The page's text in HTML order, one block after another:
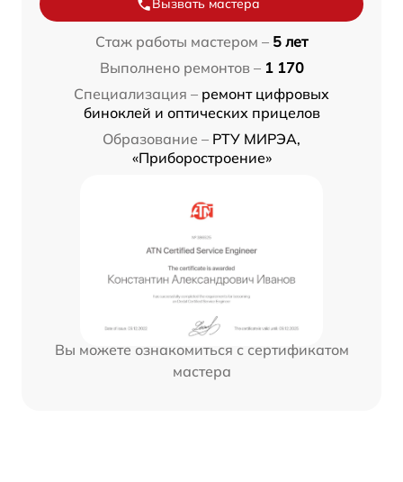
Вызвать мастера
Стаж работы мастером – 5 лет
Выполнено ремонтов – 1 170
Специализация – ремонт цифровых
биноклей и оптических прицелов
Образование – РТУ МИРЭА,
«Приборостроение»
Вы можете ознакомиться с сертификатом
мастера